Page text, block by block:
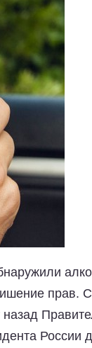
прав.
назад
России